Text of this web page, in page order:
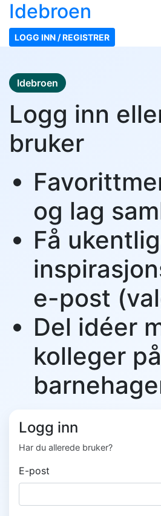
Idebroen
LOGG INN / REGISTRER
Idebroen
Logg inn
bruker
og lag
Få
e-post
Del idéer
kolleger
Logg inn
Har du allerede bruker?
E-post